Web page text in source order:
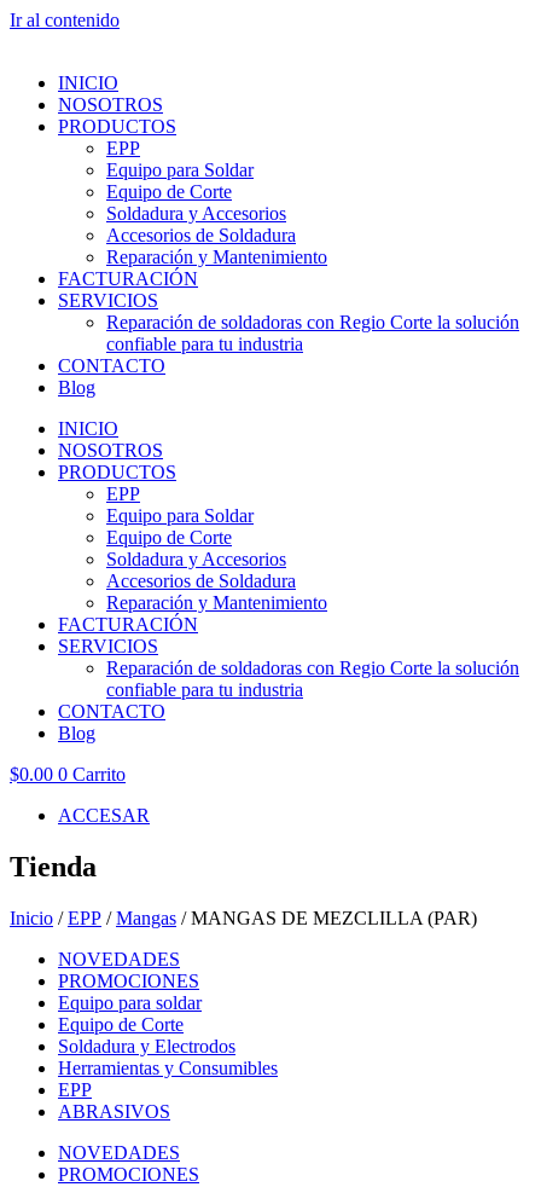
Ir al contenido
INICIO
NOSOTROS
PRODUCTOS
EPP
Equipo para Soldar
Equipo de Corte
Soldadura y Accesorios
Accesorios de Soldadura
Reparación y Mantenimiento
FACTURACIÓN
SERVICIOS
Reparación de soldadoras con Regio Corte la solución
confiable para tu industria
CONTACTO
Blog
INICIO
NOSOTROS
PRODUCTOS
EPP
Equipo para Soldar
Equipo de Corte
Soldadura y Accesorios
Accesorios de Soldadura
Reparación y Mantenimiento
FACTURACIÓN
SERVICIOS
Reparación de soldadoras con Regio Corte la solución
confiable para tu industria
CONTACTO
Blog
$0.00 0 Carrito
ACCESAR
Tienda
Inicio /EPP /Mangas / MANGAS DE MEZCLILLA (PAR)
NOVEDADES
PROMOCIONES
Equipo para soldar
Equipo de Corte
Soldadura y Electrodos
Herramientas y Consumibles
EPP
ABRASIVOS
NOVEDADES
PROMOCIONES